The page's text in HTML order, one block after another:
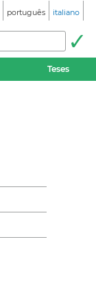
português italiano
Teses